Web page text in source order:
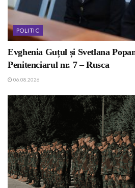
POLITIC
Evghenia Guțul și Svetlana
Penitenciarul nr. 7 – Rusca
06.08.2026